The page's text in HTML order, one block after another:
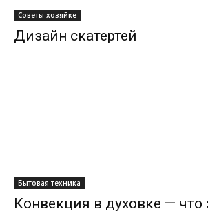
Советы хозяйке
Дизайн скатертей
Бытовая техника
Конвекция в духовке — что